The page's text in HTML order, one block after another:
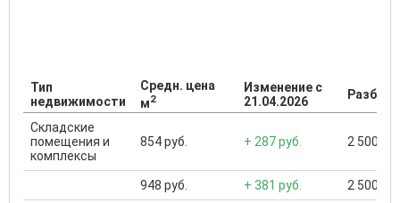
Тип
недвижимости
Средн. цена
м2
Изменение с
21.04.2026
Складские
помещения и
комплексы
854 руб. + 287 руб. 2 500 ...
948 руб. + 381 руб. 2 500 ...